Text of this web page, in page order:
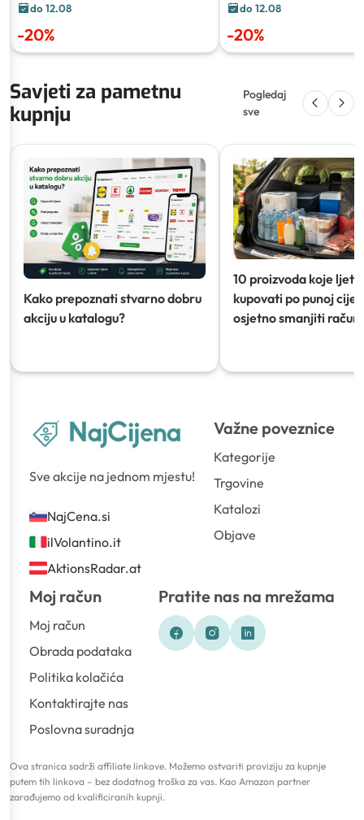
do 12.08
-20%
do 12.08
-20%
Savjeti za pametnu
kupnju
Pogledaj
sve
Kako prepoznati stvarno dobru
akciju u katalogu?
10 proizvoda koje ljeti
kupovati po punoj
osjetno smanjiti račun)
Sve akcije na jednom mjestu!
NajCena.si
ilVolantino.it
AktionsRadar.at
Važne poveznice
Kategorije
Trgovine
Katalozi
Objave
Moj račun
Moj račun
Obrada podataka
Politika kolačića
Kontaktirajte nas
Poslovna suradnja
Pratite nas na mrežama
Ova stranica sadrži affiliate linkove. Možemo ostvariti proviziju za kupnje
putem tih linkova – bez dodatnog troška za vas. Kao Amazon partner
zarađujemo od kvalificiranih kupnji.